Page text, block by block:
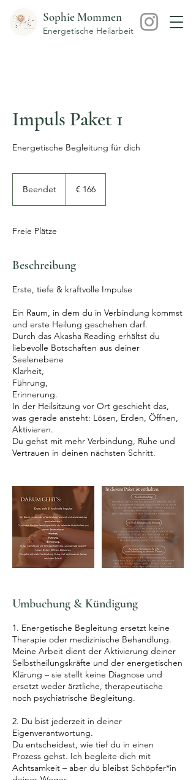
Sophie Mommen
Energetische Heilarbeit
Impuls Paket 1
Energetische Begleitung für dich
Beendet € 166
Freie Plätze
Beschreibung
Erste, tiefe & kraftvolle Impulse
Ein Raum, in dem du in Verbindung kommst
und erste Heilung geschehen darf.
Durch das Akasha Reading erhältst du
liebevolle Botschaften aus deiner
Seelenebene
Klarheit,
Führung,
Erinnerung.
In der Heilsitzung vor Ort geschieht das,
was gerade ansteht: Lösen, Erden, Öffnen,
Aktivieren.
Du gehst mit mehr Verbindung, Ruhe und
Umbuchung & Kündigung
1. Energetische Begleitung ersetzt keine
Therapie oder medizinische Behandlung.
Meine Arbeit dient der Aktivierung deiner
Selbstheilungskräfte und der energetischen
Klärung – sie stellt keine Diagnose und
ersetzt weder ärztliche, therapeutische
noch psychiatrische Begleitung.
2. Du bist jederzeit in deiner
Eigenverantwortung.
Du entscheidest, wie tief du in einen
Prozess gehst. Ich begleite dich mit
Achtsamkeit – aber du bleibst Schöpfer*in